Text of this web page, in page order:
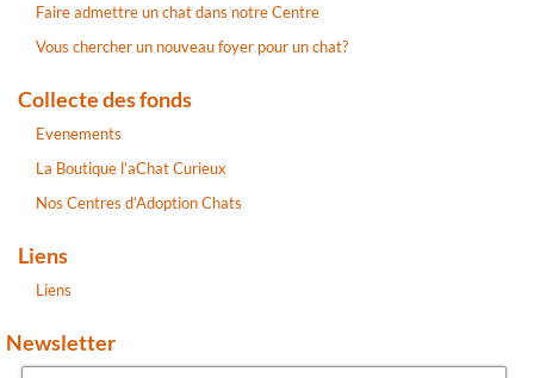
Faire admettre un chat dans notre Centre
Vous chercher un nouveau foyer pour un chat?
Collecte des fonds
Evenements
La Boutique l’aChat Curieux
Nos Centres d’Adoption Chats
Liens
Liens
Newsletter